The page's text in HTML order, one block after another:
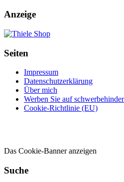
Anzeige
Seiten
Impressum
Datenschutzerklärung
Über mich
Werben Sie auf
Cookie-Richtlinie (EU)
Das Cookie-Banner anzeigen
Suche